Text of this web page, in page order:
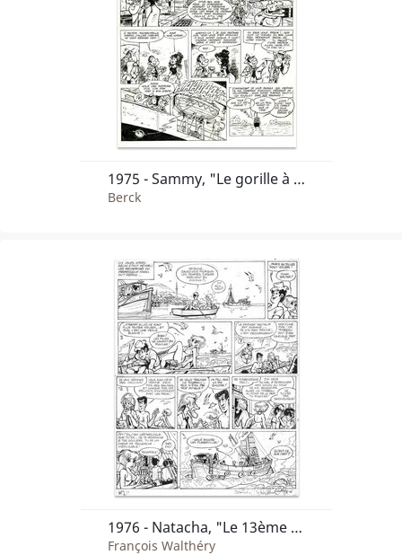
1975 - Sammy, "Le gorille à huit pattes"
Berck
1976 - Natacha, "Le 13ème apôtre"
François Walthéry